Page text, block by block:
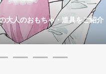
大人のおもちゃ・道具をご紹介